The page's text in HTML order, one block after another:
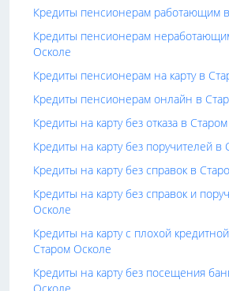
Кредиты пенсионерам работающим
Кредиты пенсионерам
Осколе
Кредиты пенсионерам на карту в
Кредиты пенсионерам онлайн в
Кредиты на карту без отказа в
Кредиты на карту без поручителей в
Кредиты на карту без справок в
Кредиты на карту без справок и
Осколе
Кредиты на карту с плохой
Старом Осколе
Кредиты на карту без посещения